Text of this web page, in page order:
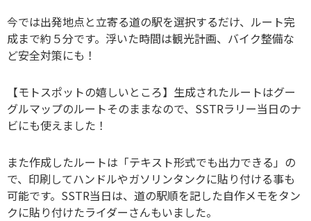
今では出発地点と立寄る道の駅を選択するだけ、ルート完
成まで約５分です。浮いた時間は観光計画、バイク整備な
ど安全対策にも！
【モトスポットの嬉しいところ】生成されたルートはグー
グルマップのルートそのままなので、SSTRラリー当日のナ
ビにも使えました！
また作成したルートは「テキスト形式でも出力できる」の
で、印刷してハンドルやガソリンタンクに貼り付ける事も
可能です。SSTR当日は、道の駅順を記した自作メモをタン
クに貼り付けたライダーさんもいました。